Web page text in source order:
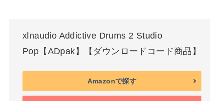
xlnaudio Addictive Drums 2 Studio
Pop【ADpak】【ダウンロードコード商品】
Amazonで探す